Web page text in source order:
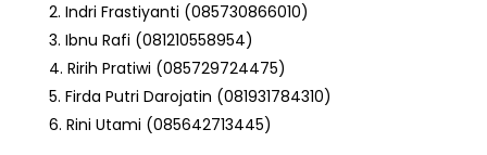
Indri Frastiyanti (085730866010)
Ibnu Rafi (081210558954)
Ririh Pratiwi (085729724475)
Firda Putri Darojatin (081931784310)
Rini Utami (085642713445)